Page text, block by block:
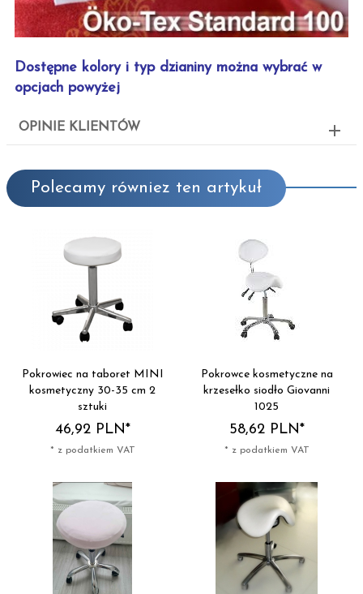
Dostępne kolory i typ dzianiny można wybrać w
opcjach powyżej
OPINIE KLIENTÓW
Polecamy równiez ten artykuł
Pokrowiec na taboret MINI
kosmetyczny 30-35 cm 2
sztuki
46,92 PLN*
* z podatkiem VAT
Pokrowce kosmetyczne na
krzesełko siodło Giovanni
1025
58,62 PLN*
* z podatkiem VAT